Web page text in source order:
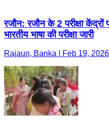
रजौन: रजौन के 2 परीक्षा केंद्रों
भारतीय भाषा की परीक्षा जारी
Rajaun, Banka | Feb 19, 2026